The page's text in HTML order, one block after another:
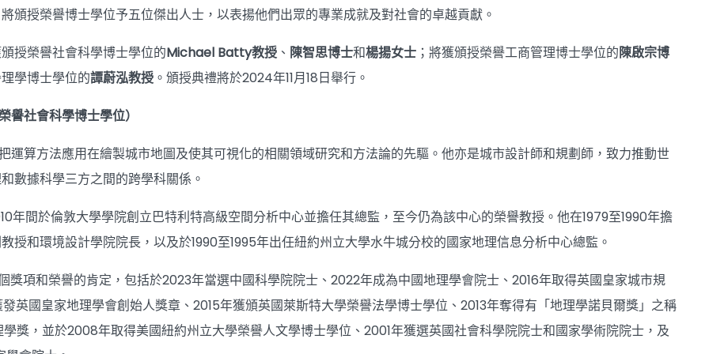
頒授榮譽博士學位予五位傑出人士，以表揚他們出眾的專業成就及對社會的卓越貢獻。
授榮譽社會科學博士學位的Michael Batty教授 、 陳智思博士和楊揚女士 ；將獲頒授榮譽工商管理博士學位的陳啟宗博
學博士學位的譚蔚泓教授 。頒授典禮將於2024年11月18日舉行。
社會科學博士學位）
算方法應用在繪製城市地圖及使其可視化的相關領域研究和方法論的先驅。他亦是城市設計師和規劃師，致力推動世
數據科學三方之間的跨學科關係。
年間於倫敦大學學院創立巴特利特高級空間分析中心並擔任其總監，至今仍為該中心的榮譽教授。他在1979至1990年擔
授和環境設計學院院長，以及於1990至1995年出任紐約州立大學水牛城分校的國家地理信息分析中心總監。
獎項和榮譽的肯定，包括於2023年當選中國科學院院士、2022年成為中國地理學會院士、2016年取得英國皇家城市規
英國皇家地理學會創始人獎章、2015年獲頒英國萊斯特大學榮譽法學博士學位、2013年奪得有「地理學諾貝爾獎」之稱
學獎，並於2008年取得美國紐約州立大學榮譽人文學博士學位、2001年獲選英國社會科學院院士和國家學術院院士，及